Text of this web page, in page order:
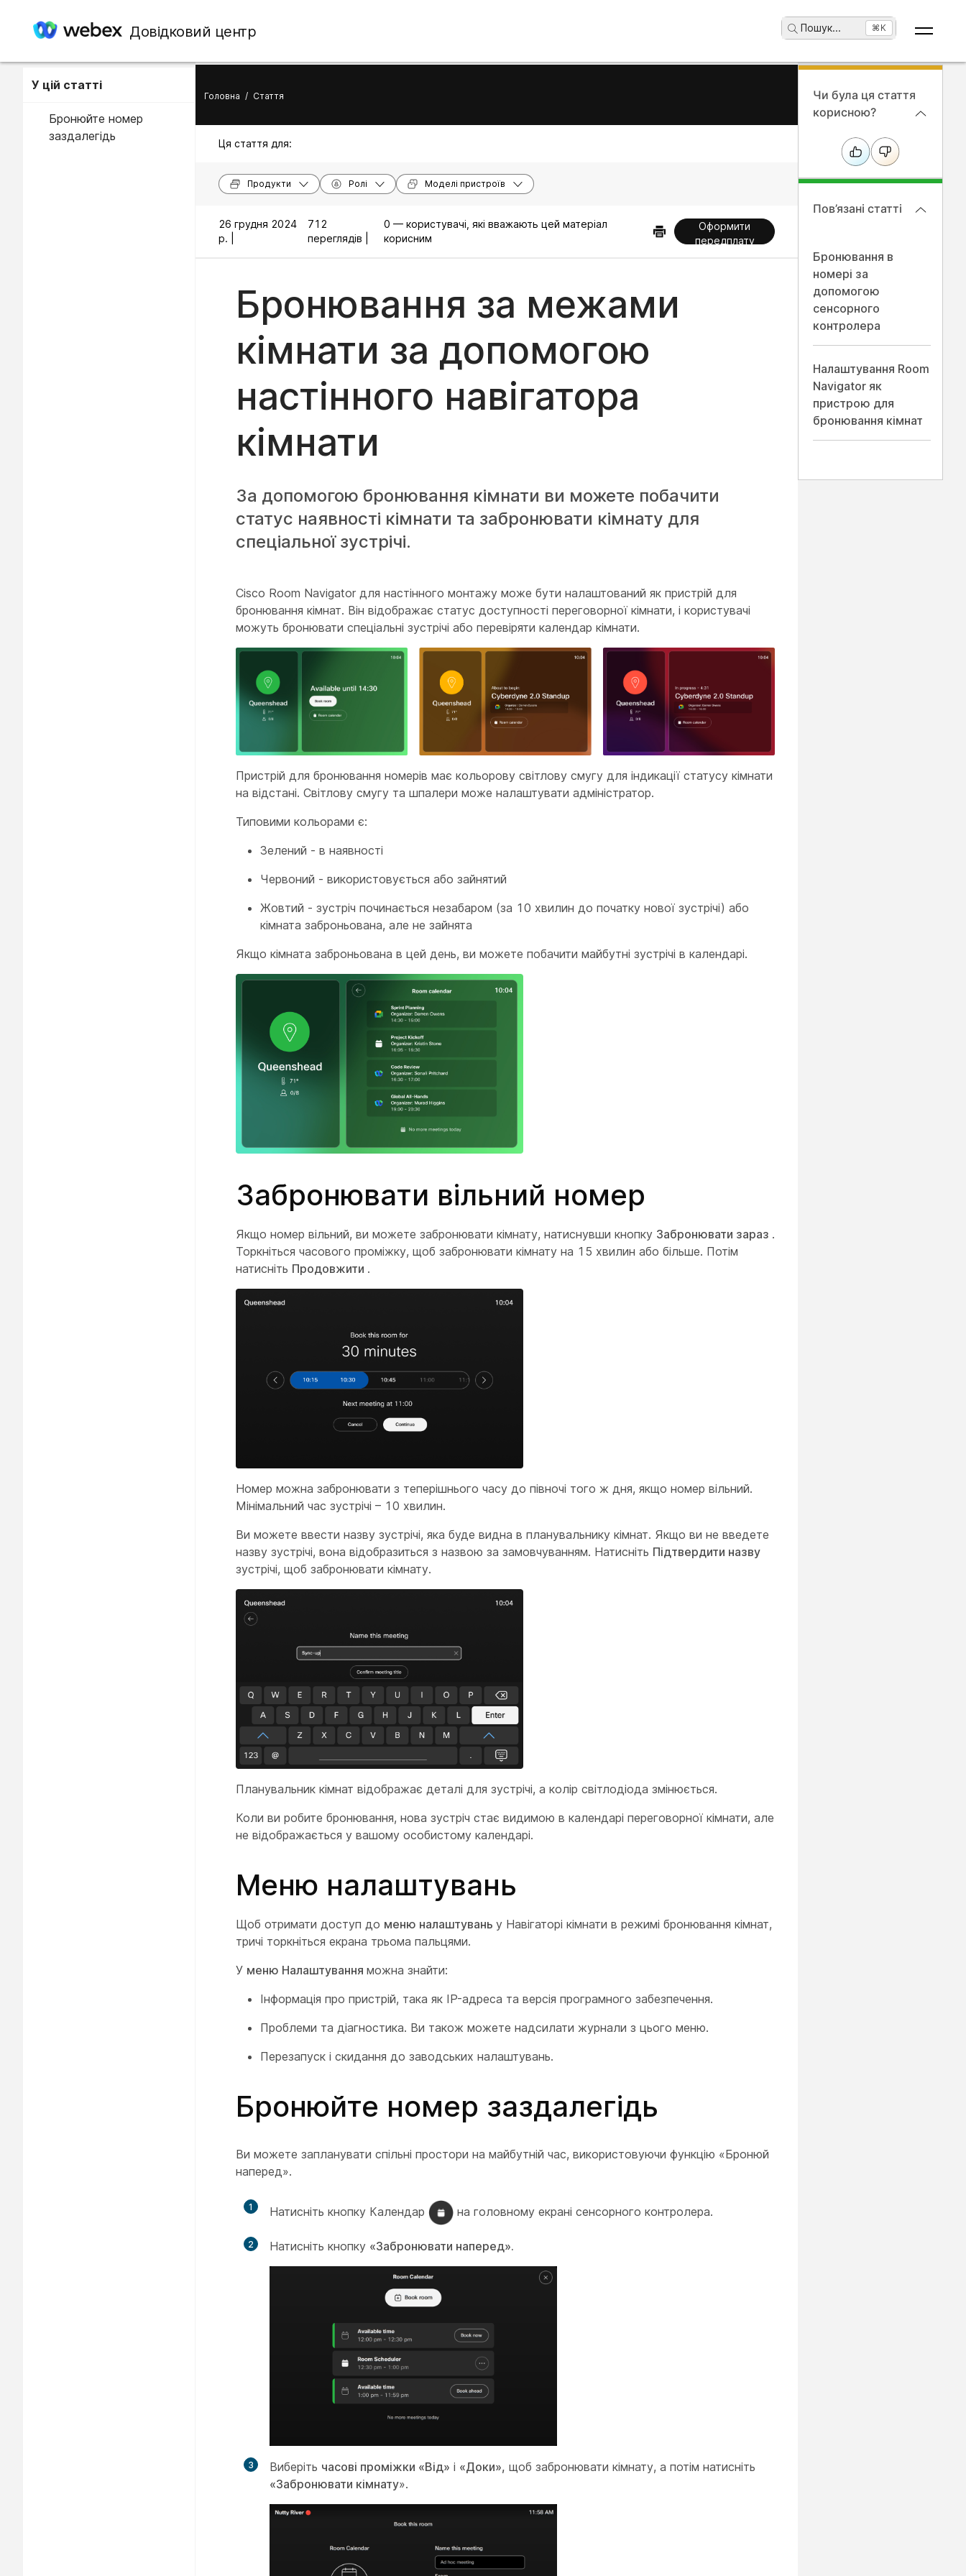
Довідковий центр Пошук... ⌘K
У цій статті
Бронюйте номер
заздалегідь
Головна / Стаття
Ця стаття для:
Продукти Ролі Моделі пристроїв
26 грудня 2024
р. |
712
переглядів |
0 — користувачі, які вважають цей матеріал
корисним
Оформити
передплату
Бронювання за межами
кімнати за допомогою
настінного навігатора
кімнати
За допомогою бронювання кімнати ви можете побачити
статус наявності кімнати та забронювати кімнату для
спеціальної зустрічі.
Cisco Room Navigator для настінного монтажу може бути налаштований як пристрій для
бронювання кімнат. Він відображає статус доступності переговорної кімнати, і користувачі
можуть бронювати спеціальні зустрічі або перевіряти календар кімнати.
Пристрій для бронювання номерів має кольорову світлову смугу для індикації статусу кімнати
на відстані. Світлову смугу та шпалери може налаштувати адміністратор.
Типовими кольорами є:
Зелений - в наявності
Червоний - використовується або зайнятий
Жовтий - зустріч починається незабаром (за 10 хвилин до початку нової зустрічі) або
кімната заброньована, але не зайнята
Якщо кімната заброньована в цей день, ви можете побачити майбутні зустрічі в календарі.
Забронювати вільний номер
Якщо номер вільний, ви можете забронювати кімнату, натиснувши кнопку Забронювати зараз .
Торкніться часового проміжку, щоб забронювати кімнату на 15 хвилин або більше. Потім
натисніть Продовжити .
Номер можна забронювати з теперішнього часу до півночі того ж дня, якщо номер вільний.
Мінімальний час зустрічі – 10 хвилин.
Ви можете ввести назву зустрічі, яка буде видна в планувальнику кімнат. Якщо ви не введете
назву зустрічі, вона відобразиться з назвою за замовчуванням. Натисніть Підтвердити назву
зустрічі, щоб забронювати кімнату.
Планувальник кімнат відображає деталі для зустрічі, а колір світлодіода змінюється.
Коли ви робите бронювання, нова зустріч стає видимою в календарі переговорної кімнати, але
не відображається у вашому особистому календарі.
Меню налаштувань
Щоб отримати доступ до меню налаштувань у Навігаторі кімнати в режимі бронювання кімнат,
тричі торкніться екрана трьома пальцями.
У меню Налаштування можна знайти:
Інформація про пристрій, така як IP-адреса та версія програмного забезпечення.
Проблеми та діагностика. Ви також можете надсилати журнали з цього меню.
Перезапуск і скидання до заводських налаштувань.
Бронюйте номер заздалегідь
Ви можете запланувати спільні простори на майбутній час, використовуючи функцію «Бронюй
наперед».
1 Натисніть кнопку Календар на головному екрані сенсорного контролера.
2 Натисніть кнопку «Забронювати наперед».
3 Виберіть часові проміжки «Від» і «Доки», щоб забронювати кімнату, а потім натисніть
«Забронювати кімнату».
Чи була ця стаття
корисною?
Пов’язані статті
Бронювання в
номері за
допомогою
сенсорного
контролера
Налаштування Room
Navigator як
пристрою для
бронювання кімнат